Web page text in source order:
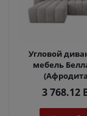
Угловой
мебель
3 768.12